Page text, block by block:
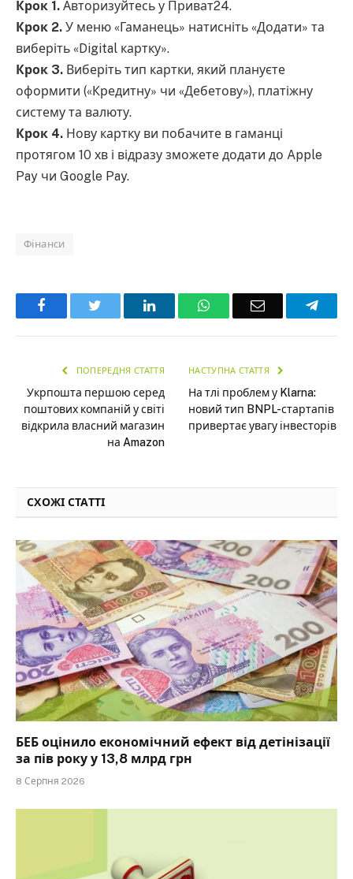
Крок 1. Авторизуйтесь у Приват24.
Крок 2. У меню «Гаманець» натисніть «Додати» та
виберіть «Digital картку».
Крок 3. Виберіть тип картки, який плануєте
оформити («Кредитну» чи «Дебетову»), платіжну
систему та валюту.
Крок 4. Нову картку ви побачите в гаманці
протягом 10 хв і відразу зможете додати до Apple
Pay чи Google Pay.
Фінанси
Facebook LinkedInWhatsAppEmail
ПОПЕРЕДНЯ СТАТТЯ
Укрпошта першою серед
поштових компаній у світі
відкрила власний магазин
на Amazon
НАСТУПНА СТАТТЯ
На тлі проблем у Klarna:
новий тип BNPL-стартапів
привертає увагу інвесторів
СХОЖІ СТАТТІ
БЕБ оцінило економічний ефект від детінізації
за пів року у 13,8 млрд грн
8 Серпня 2026